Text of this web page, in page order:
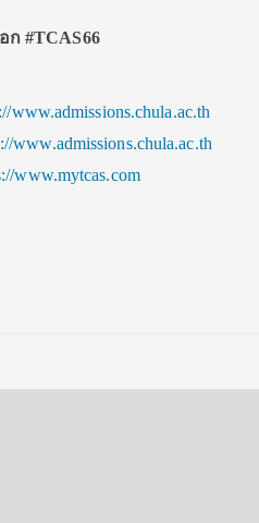
#TCAS66
www.admissions.chula.ac.th
www.admissions.chula.ac.th
www.mytcas.com